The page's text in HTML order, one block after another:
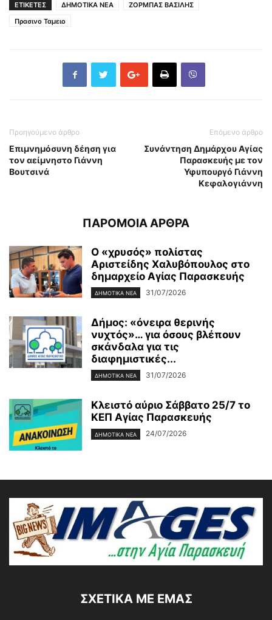
ΕΤΙΚΕΤΕΣ ΔΗΜΟΤΙΚΑ ΝΕΑ
ΖΟΡΜΠΑΣ ΒΑΣΙΛΗΣ
Πρασινο Ταμειο
Προηγούμενο άρθρο
Επιμνημόσυνη δέηση για
τον αείμνηστο Γιάννη
Βουτσινά
Επόμενο άρθρο
Συνάντηση Δημάρχου Αγίας
Παρασκευής με τον
Υφυπουργό Γιάννη
Κεφαλογιάννη
ΠΑΡΟΜΟΙΑ ΑΡΘΡΑ
Ο «χρυσός» πολίστας
Αριστείδης Χαλυβόπουλος στο
δημαρχείο Αγίας Παρασκευής
ΔΗΜΟΤΙΚΑ ΝΕΑ 31/07/2026
Δήμος: «όνειρα θερινής
νυχτός»… για όσους βλέπουν
σκάνδαλα για τις
διαφημιστικές...
ΔΗΜΟΤΙΚΑ ΝΕΑ 31/07/2026
Κλειστό αύριο Σάββατο 25/7 το
ΚΕΠ Αγίας Παρασκευής
ΔΗΜΟΤΙΚΑ ΝΕΑ 24/07/2026
ΣΧΕΤΙΚΆ ΜΕ ΕΜΆΣ